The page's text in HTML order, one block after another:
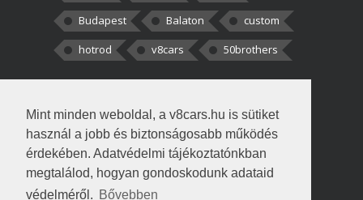
Mint minden weboldal, a v8cars.hu is sütiket
használ a jobb és biztonságosabb működés
érdekében. Adatvédelmi tájékoztatónkban
megtalálod, hogyan gondoskodunk adataid
védelméről. Bővebben
Budapest
Balaton
custom
hotrod
v8cars 50brothers
kortisz:Elszúrtam! Én csak két
darabbaal számoltam. Nem tudtam, hogy fél autót,
Béke: Tényleg nagyon jó kérdés volt